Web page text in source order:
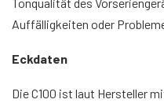
Auffälligkeiten oder
Eckdaten
Die C100 ist laut Hersteller